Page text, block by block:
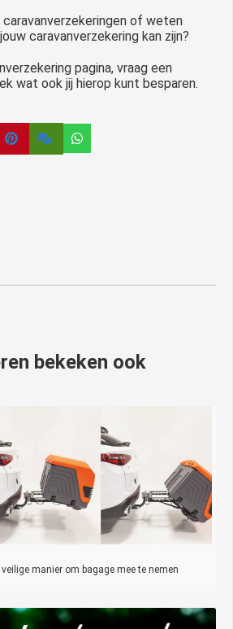
of weten
caravanverzekering kan zijn?
pagina, vraag een
wat ook jij hierop kunt besparen.
bekeken ook
manier om bagage mee te nemen